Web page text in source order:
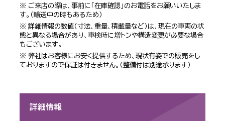
※ ご来店の際は、事前に「在庫確認」のお電話をお願いいたしま
す。（輸送中の時もあるため）
※ 詳細情報の数値（寸法、重量、積載量など）は、現在の車両の状
態と異なる場合があり、車検時に増トンや構造変更が必要な場合
もございます。
※ 弊社はお客様にお安く提供するため、現状有姿での販売をし
ておりますので保証は付きません。（整備付は別途承ります）
詳細情報